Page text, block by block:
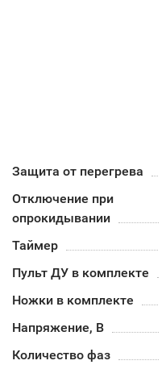
Защита от перегрева
Отключение при
опрокидывании
Таймер
Пульт ДУ в комплекте
Ножки в комплекте
Напряжение, В
Количество фаз